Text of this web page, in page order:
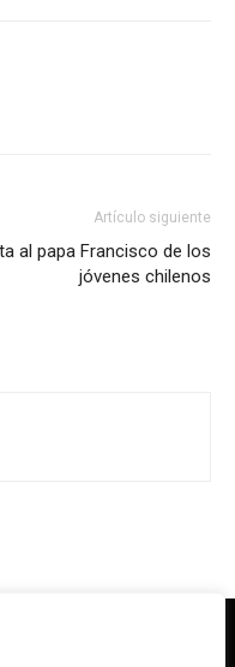
Artículo siguiente
al papa Francisco de los
jóvenes chilenos